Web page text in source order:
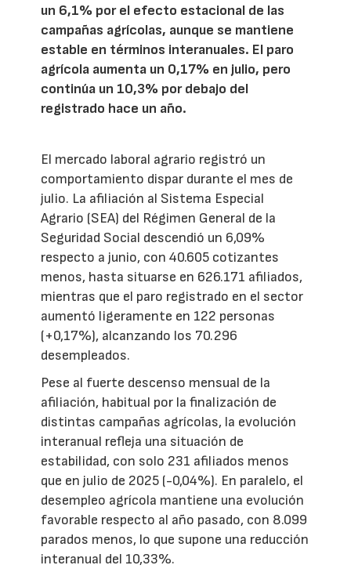
un 6,1% por el efecto estacional de las
campañas agrícolas, aunque se mantiene
estable en términos interanuales. El paro
agrícola aumenta un 0,17% en julio, pero
continúa un 10,3% por debajo del
registrado hace un año.
El mercado laboral agrario registró un
comportamiento dispar durante el mes de
julio. La afiliación al Sistema Especial
Agrario (SEA) del Régimen General de la
Seguridad Social descendió un 6,09%
respecto a junio, con 40.605 cotizantes
menos, hasta situarse en 626.171 afiliados,
mientras que el paro registrado en el sector
aumentó ligeramente en 122 personas
(+0,17%), alcanzando los 70.296
desempleados.
Pese al fuerte descenso mensual de la
afiliación, habitual por la finalización de
distintas campañas agrícolas, la evolución
interanual refleja una situación de
estabilidad, con solo 231 afiliados menos
que en julio de 2025 (-0,04%). En paralelo, el
desempleo agrícola mantiene una evolución
favorable respecto al año pasado, con 8.099
parados menos, lo que supone una reducción
interanual del 10,33%.